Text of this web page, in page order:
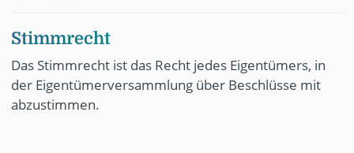
Stimmrecht
Das Stimmrecht ist das Recht jedes Eigentümers, in
der Eigentümerversammlung über Beschlüsse mit
abzustimmen.